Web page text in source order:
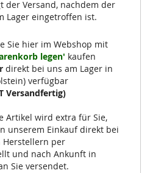
der Versand, nachdem der
Lager eingetroffen ist.
Sie hier im Webshop mit
legen' kaufen
direkt bei uns am Lager in
verfügbar
Versandfertig)
Artikel wird extra für Sie,
unserem Einkauf direkt bei
Herstellern per
und nach Ankunft in
Sie versendet.